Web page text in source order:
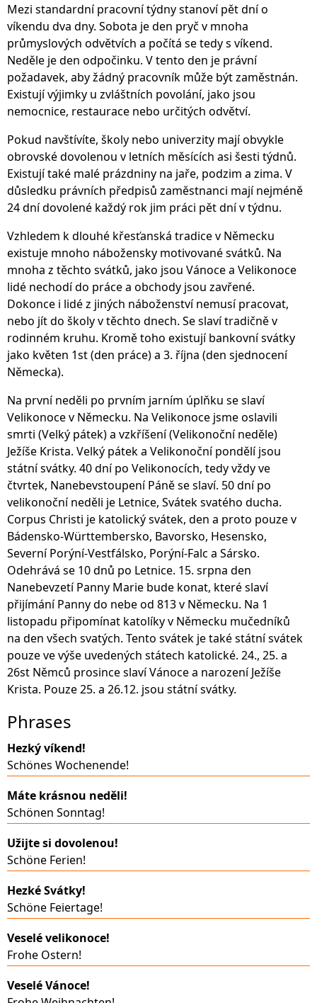
Mezi standardní pracovní týdny stanoví pět dní o
víkendu dva dny. Sobota je den pryč v mnoha
průmyslových odvětvích a počítá se tedy s víkend.
Neděle je den odpočinku. V tento den je právní
požadavek, aby žádný pracovník může být zaměstnán.
Existují výjimky u zvláštních povolání, jako jsou
nemocnice, restaurace nebo určitých odvětví.
Pokud navštívíte, školy nebo univerzity mají obvykle
obrovské dovolenou v letních měsících asi šesti týdnů.
Existují také malé prázdniny na jaře, podzim a zima. V
důsledku právních předpisů zaměstnanci mají nejméně
24 dní dovolené každý rok jim práci pět dní v týdnu.
Vzhledem k dlouhé křesťanská tradice v Německu
existuje mnoho nábožensky motivované svátků. Na
mnoha z těchto svátků, jako jsou Vánoce a Velikonoce
lidé nechodí do práce a obchody jsou zavřené.
Dokonce i lidé z jiných náboženství nemusí pracovat,
nebo jít do školy v těchto dnech. Se slaví tradičně v
rodinném kruhu. Kromě toho existují bankovní svátky
jako květen 1st (den práce) a 3. října (den sjednocení
Německa).
Na první neděli po prvním jarním úplňku se slaví
Velikonoce v Německu. Na Velikonoce jsme oslavili
smrti (Velký pátek) a vzkříšení (Velikonoční neděle)
Ježíše Krista. Velký pátek a Velikonoční pondělí jsou
státní svátky. 40 dní po Velikonocích, tedy vždy ve
čtvrtek, Nanebevstoupení Páně se slaví. 50 dní po
velikonoční neděli je Letnice, Svátek svatého ducha.
Corpus Christi je katolický svátek, den a proto pouze v
Bádensko-Württembersko, Bavorsko, Hesensko,
Severní Porýní-Vestfálsko, Porýní-Falc a Sársko.
Odehrává se 10 dnů po Letnice. 15. srpna den
Nanebevzetí Panny Marie bude konat, které slaví
přijímání Panny do nebe od 813 v Německu. Na 1
listopadu připomínat katolíky v Německu mučedníků
na den všech svatých. Tento svátek je také státní svátek
pouze ve výše uvedených státech katolické. 24., 25. a
26st Němců prosince slaví Vánoce a narození Ježíše
Krista. Pouze 25. a 26.12. jsou státní svátky.
Phrases
Hezký víkend!
Schönes Wochenende!
Máte krásnou neděli!
Schönen Sonntag!
Užijte si dovolenou!
Schöne Ferien!
Hezké Svátky!
Schöne Feiertage!
Veselé velikonoce!
Frohe Ostern!
Veselé Vánoce!